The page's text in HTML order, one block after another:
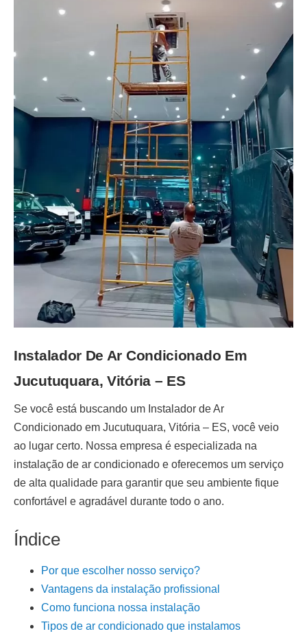
Instalador De Ar Condicionado Em
Jucutuquara, Vitória – ES
Se você está buscando um Instalador de Ar
Condicionado em Jucutuquara, Vitória – ES, você veio
ao lugar certo. Nossa empresa é especializada na
instalação de ar condicionado e oferecemos um serviço
de alta qualidade para garantir que seu ambiente fique
confortável e agradável durante todo o ano.
Índice
Por que escolher nosso serviço?
Vantagens da instalação profissional
Como funciona nossa instalação
Tipos de ar condicionado que instalamos